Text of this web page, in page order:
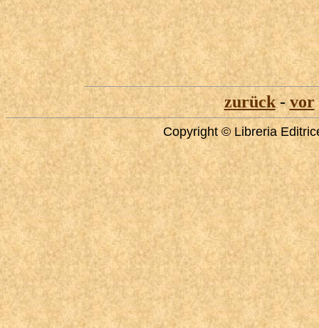
zurück-vor
Copyright © Libreria